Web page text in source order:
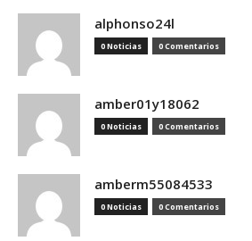
alphonso24l
0 Noticias 0 Comentarios
amber01y18062
0 Noticias 0 Comentarios
amberm55084533
0 Noticias 0 Comentarios